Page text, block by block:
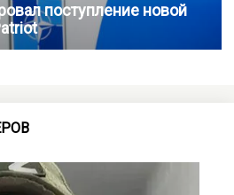
поступление новой